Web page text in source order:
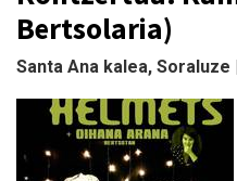
Bertsolaria)
Santa Ana kalea, Soraluze